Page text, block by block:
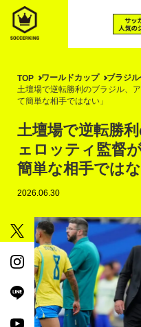
TOP ワールドカップ ブラジ
土壇場で逆転勝利のブラジル、
て簡単な相手ではない」
土壇場で逆転勝
ェロッティ監督
簡単な相手ではな
2026.06.30